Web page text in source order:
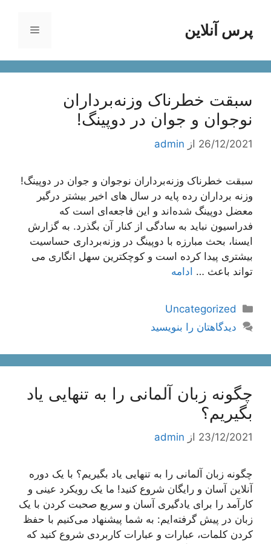
محتواپرس آنلاین فهرست
سبقت خطرناک وزنه‌برداران
نوجوان و جوان در دوپینگ!
26/12/2021 از admin
سبقت خطرناک وزنه‌برداران نوجوان و جوان در دوپینگ!
وزنه برداران رده پایه در سال های اخیر بیشتر درگیر
معضل دوپینگ شده‌اند و این فاجعه‌ای است که
فدراسیون نباید به سادگی از کنار آن بگذرد. به گزارش
ایسنا، بحث مبارزه با دوپینگ در وزنه‌برداری حساسیت
بیشتری پیدا کرده است و کوچکترین سهل انگاری می
تواند باعث … ادامه
دسته‌ها
Uncategorized
دیدگاهتان را بنویسید
چگونه زبان آلمانی را به تنهایی یاد
بگیریم؟
23/12/2021 از admin
چگونه زبان آلمانی را به تنهایی یاد بگیریم؟ با یک دوره
آنلاین آسان و رایگان شروع کنید! ما یک رویکرد عینی و
کارآمد را برای یادگیری آسان و سریع صحبت کردن با یک
زبان در پیش گرفته‌ایم: به شما پیشنهاد می‌کنیم با حفظ
کردن کلمات، عبارات و عبارات کاربردی شروع کنید که